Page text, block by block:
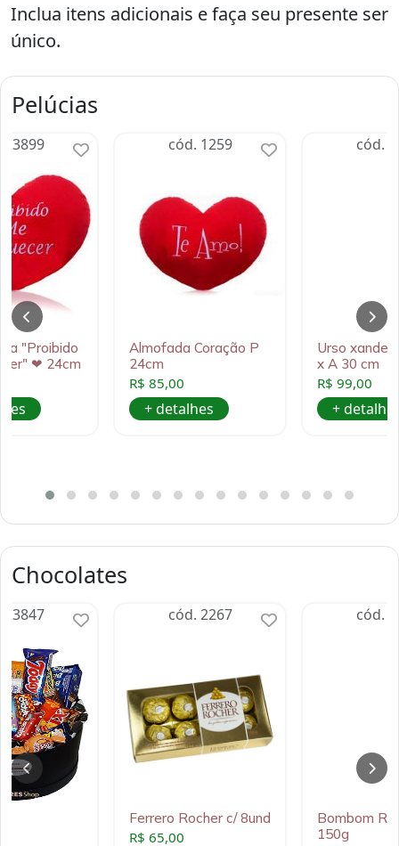
Inclua itens adicionais e faça seu presente ser
único.
Pelúcias
3899
"Proibido
❤ 24cm
cód. 1259
Almofada Coração P
24cm
R$ 85,00
+ detalhes
cód.
Urso xande
x A 30 cm
R$ 99,00
+
Chocolates
3847 cód. 2267
Ferrero Rocher c/ 8und
R$ 65,00
cód.
Bombom
150g